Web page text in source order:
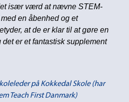
især værd at nævne STEM-
en åbenhed og et
at de er klar til at gøre en
det er et fantastisk supplement
på Kokkedal Skole (har
Teach First Danmark)